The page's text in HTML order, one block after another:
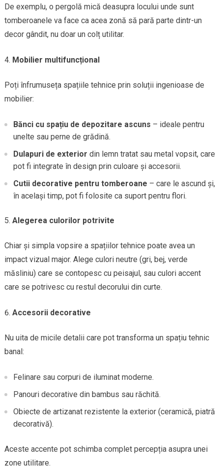
De exemplu, o pergolă mică deasupra locului unde sunt
tomberoanele va face ca acea zonă să pară parte dintr-un
decor gândit, nu doar un colț utilitar.
Mobilier multifuncțional
Poți înfrumuseța spațiile tehnice prin soluții ingenioase de
mobilier:
Bănci cu spațiu de depozitare ascuns – ideale pentru
unelte sau perne de grădină.
Dulapuri de exterior din lemn tratat sau metal vopsit, care
pot fi integrate în design prin culoare și accesorii.
Cutii decorative pentru tomberoane – care le ascund și,
în același timp, pot fi folosite ca suport pentru flori.
Alegerea culorilor potrivite
Chiar și simpla vopsire a spațiilor tehnice poate avea un
impact vizual major. Alege culori neutre (gri, bej, verde
măsliniu) care se contopesc cu peisajul, sau culori accent
care se potrivesc cu restul decorului din curte.
Accesorii decorative
Nu uita de micile detalii care pot transforma un spațiu tehnic
banal:
Felinare sau corpuri de iluminat moderne.
Panouri decorative din bambus sau răchită.
Obiecte de artizanat rezistente la exterior (ceramică, piatră
decorativă).
Aceste accente pot schimba complet percepția asupra unei
zone utilitare.